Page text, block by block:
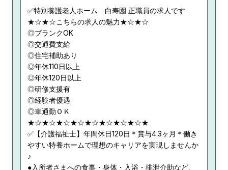
✅特別養護老人ホーム 白寿園 正職員の求人です
★☆★☆こちらの求人の魅力★☆★☆
◎ブランクOK
◎交通費支給
◎住宅補助あり
◎年休110日以上
◎年休120日以上
◎研修支援有
◎経験者優遇
◎車通勤ＯＫ
★☆★☆★☆★☆★☆★☆★☆★☆★
✅【介護福祉士】年間休日120日＊賞与4.3ヶ月＊働き
やすい特養ホームで理想のキャリアを実現しませんか
♪
●入所者さまへの食事・身体・入浴・排泄介助など、